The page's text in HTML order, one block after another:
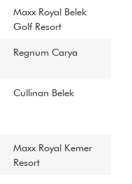
Maxx Royal Belek
Golf Resort
Regnum Carya
Cullinan Belek
Maxx Royal Kemer
Resort